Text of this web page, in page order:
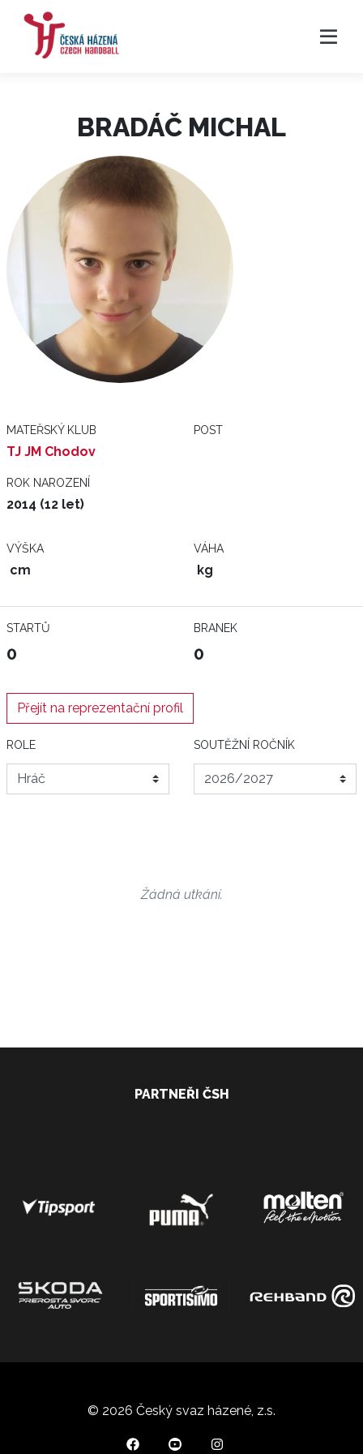
BRADÁČ MICHAL
MATEŘSKÝ KLUB
TJ JM Chodov
POST
ROK NAROZENÍ
2014 (12 let)
VÝŠKA
cm
VÁHA
kg
STARTŮ
0
BRANEK
0
Přejít na reprezentační profil
ROLE SOUTĚŽNÍ ROČNÍK
Žádná utkání.
PARTNEŘI ČSH
© 2026 Český svaz házené, z.s.